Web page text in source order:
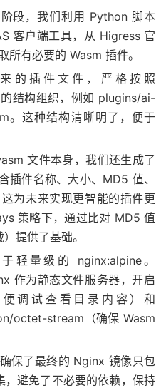
段，我们利用 Python 脚本
客户端工具，从 Higress 官
所有必要的 Wasm 插件。
的插件文件，严格按照
结构组织，例如 plugins/ai-
。这种结构清晰明了，便于
文件本身，我们还生成了
件名称、大小、MD5 值、
为未来实现更智能的插件更
策略下，通过比对 MD5 值
提供了基础。
轻量级的 nginx:alpine。
作为静态文件服务器，开启
调试查看目录内容）和
octet-stream（确保 Wasm
保了最终的 Nginx 镜像只包
，避免了不必要的依赖，保持